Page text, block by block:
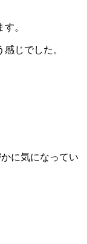
。
じでした。
に気になってい